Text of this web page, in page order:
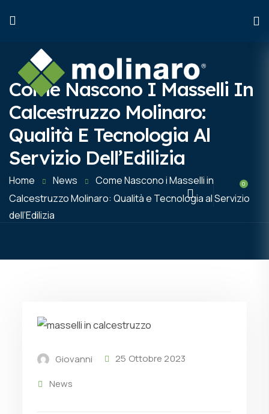
HOME PRODOTTI INFO TECNICHE
CHI SIAMO ARTICOLI
Come Nascono I Masselli In
Calcestruzzo Molinaro:
Qualità E Tecnologia Al
Servizio Dell’Edilizia
Home News
Come Nascono i Masselli in
Calcestruzzo Molinaro: Qualità e Tecnologia al Servizio
dell’Edilizia
Giovanni
25 Ottobre 2023
News